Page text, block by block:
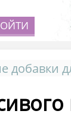
добавки